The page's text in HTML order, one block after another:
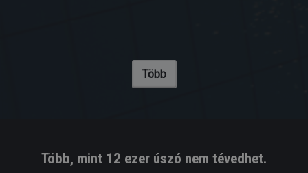
Több
Több, mint 12 ezer úszó nem tévedhet.